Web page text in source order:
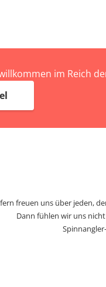
im Reich
freuen uns über jeden,
Dann fühlen wir uns